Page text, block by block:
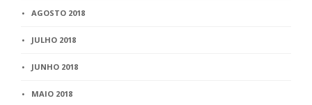
AGOSTO 2018
JULHO 2018
JUNHO 2018
MAIO 2018